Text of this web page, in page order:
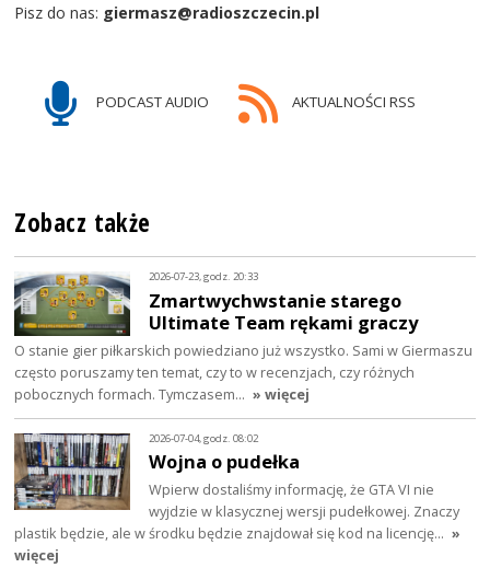
Pisz do nas: giermasz@radioszczecin.pl
PODCAST AUDIO AKTUALNOŚCI RSS
Zobacz także
2026-07-23, godz. 20:33
Zmartwychwstanie starego
Ultimate Team rękami graczy
O stanie gier piłkarskich powiedziano już wszystko. Sami w Giermaszu
często poruszamy ten temat, czy to w recenzjach, czy różnych
pobocznych formach. Tymczasem… » więcej
2026-07-04, godz. 08:02
Wojna o pudełka
Wpierw dostaliśmy informację, że GTA VI nie
wyjdzie w klasycznej wersji pudełkowej. Znaczy
plastik będzie, ale w środku będzie znajdował się kod na licencję… »
więcej